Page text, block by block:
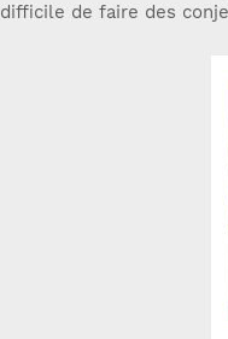
difficile de faire des